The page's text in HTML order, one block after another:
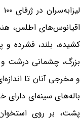
اقیانوس‌های اطلس،
کشیده، بلند، فشرده
بزرگ، چشمانی درشت و
و مخرجی آنان تا
باله‌های سینه‌ای دارای
پشت، بر روی